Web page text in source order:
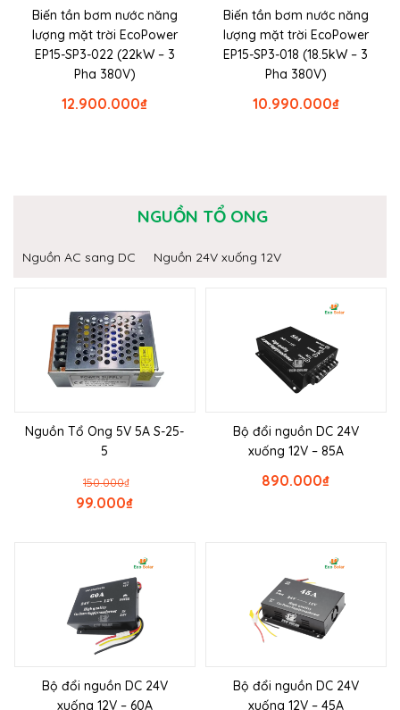
Biến tần bơm nước năng
lượng mặt trời EcoPower
EP15-SP3-022 (22kW – 3
Pha 380V)
₫
12.900.000
Biến tần bơm nước năng
lượng mặt trời EcoPower
EP15-SP3-018 (18.5kW – 3
Pha 380V)
₫
10.990.000
NGUỒN TỔ ONG
Nguồn AC sang DC Nguồn 24V xuống 12V
Nguồn Tổ Ong 5V 5A S-25-
5
₫
150.000
₫
99.000
Bộ đổi nguồn DC 24V
xuống 12V – 85A
₫
890.000
Bộ đổi nguồn DC 24V
xuống 12V – 60A
Bộ đổi nguồn DC 24V
xuống 12V – 45A